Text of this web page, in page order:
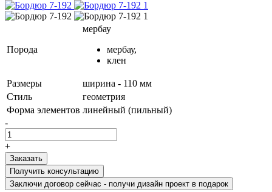
Порода
мербау
мербау,
клен
Размеры
ширина - 110 мм
Стиль
геометрия
Форма элементов линейный (пильный)
-
+
Получить консультацию
Заключи договор сейчас - получи дизайн проект в подарок